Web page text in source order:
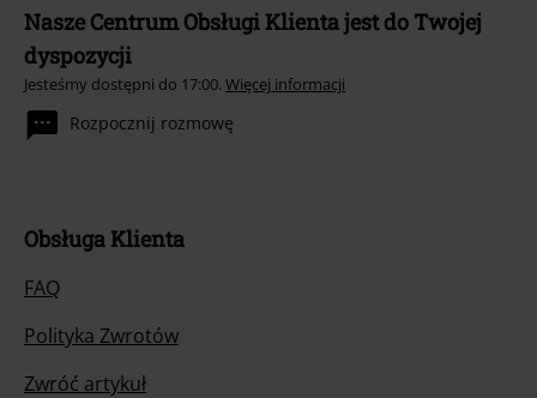
Nasze Centrum Obsługi Klienta jest do Twojej
dyspozycji
Jesteśmy dostępni do 17:00. Więcej informacji
Rozpocznij rozmowę
Obsługa Klienta
FAQ
Polityka Zwrotów
Zwróć artykuł